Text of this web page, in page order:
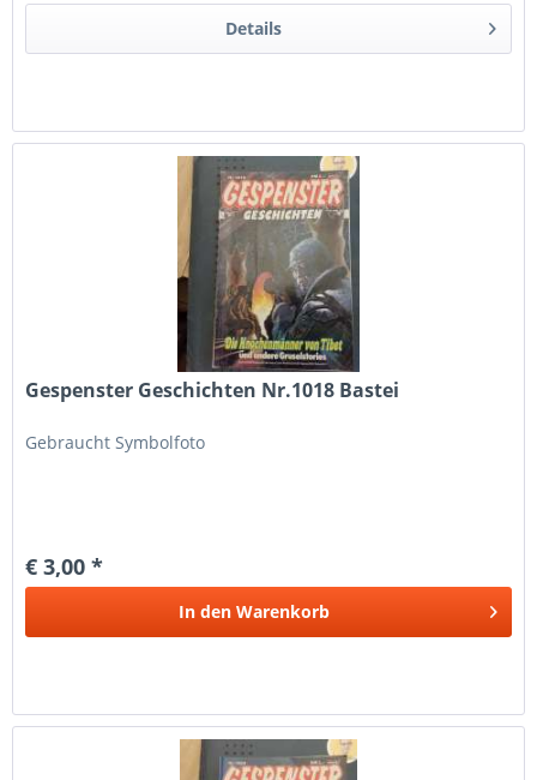
Details
Gespenster Geschichten Nr.1018 Bastei
Gebraucht Symbolfoto
€ 3,00 *
In den Warenkorb